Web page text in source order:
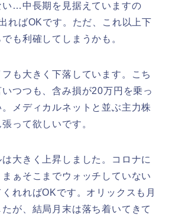
い…中長期を見据えていますの
ればOKです。ただ、これ以上下
も利確してしまうかも。
も大きく下落しています。こち
つつも、含み損が20万円を乗っ
メディカルネットと並ぶ主力株
って欲しいです。
大きく上昇しました。コロナに
ぁそこまでウォッチしていない
れればOKです。オリックスも月
が、結局月末は落ち着いてきて